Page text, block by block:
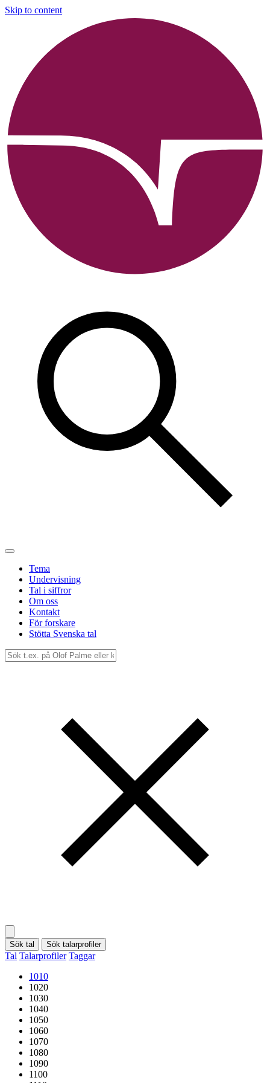
Skip to content
Tema
Undervisning
Tal i siffror
Om oss
Kontakt
För forskare
Stötta Svenska tal
Sök tal Sök talarprofiler
Tal Talarprofiler Taggar
1010
1020
1030
1040
1050
1060
1070
1080
1090
1100